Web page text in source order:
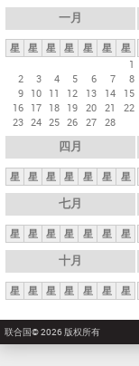
一月
星 星 星 星 星 星
星
1
2
3 4 5 6 7
8
9 10 11 12 13 14
15
16 17 18 19 20 21
22
23 24 25 26 27 28
四月
星 星 星 星 星 星 星
七月
星 星 星 星 星 星 星
十月
星 星 星 星 星 星 星
联合国© 2026 版权所有